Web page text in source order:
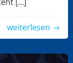
weiterlesen